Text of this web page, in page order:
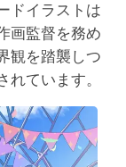
ドイラストは
画監督を務め
観を踏襲しつ
ています。